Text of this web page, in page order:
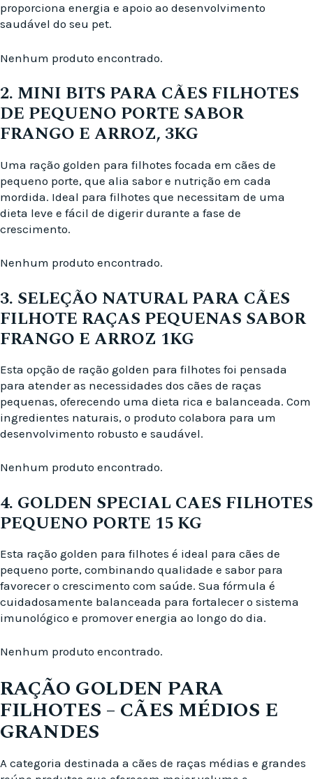
proporciona energia e apoio ao desenvolvimento
saudável do seu pet.
Nenhum produto encontrado.
2. MINI BITS PARA CÃES FILHOTES
DE PEQUENO PORTE SABOR
FRANGO E ARROZ, 3KG
Uma ração golden para filhotes focada em cães de
pequeno porte, que alia sabor e nutrição em cada
mordida. Ideal para filhotes que necessitam de uma
dieta leve e fácil de digerir durante a fase de
crescimento.
Nenhum produto encontrado.
3. SELEÇÃO NATURAL PARA CÃES
FILHOTE RAÇAS PEQUENAS SABOR
FRANGO E ARROZ 1KG
Esta opção de ração golden para filhotes foi pensada
para atender as necessidades dos cães de raças
pequenas, oferecendo uma dieta rica e balanceada. Com
ingredientes naturais, o produto colabora para um
desenvolvimento robusto e saudável.
Nenhum produto encontrado.
4. GOLDEN SPECIAL CAES FILHOTES
PEQUENO PORTE 15 KG
Esta ração golden para filhotes é ideal para cães de
pequeno porte, combinando qualidade e sabor para
favorecer o crescimento com saúde. Sua fórmula é
cuidadosamente balanceada para fortalecer o sistema
imunológico e promover energia ao longo do dia.
Nenhum produto encontrado.
RAÇÃO GOLDEN PARA
FILHOTES – CÃES MÉDIOS E
GRANDES
A categoria destinada a cães de raças médias e grandes